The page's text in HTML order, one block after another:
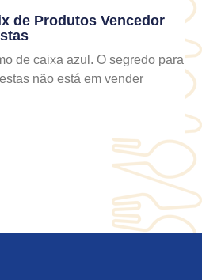
de Produtos Vencedor
de caixa azul. O segredo para
não está em vender